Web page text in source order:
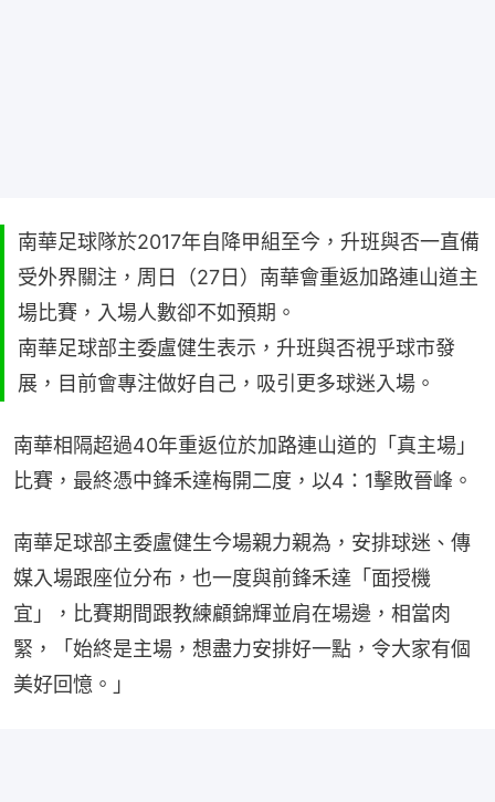
南華足球隊於2017年自降甲組至今，升班與否一直備
受外界關注，周日（27日）南華會重返加路連山道主
場比賽，入場人數卻不如預期。
南華足球部主委盧健生表示，升班與否視乎球市發
展，目前會專注做好自己，吸引更多球迷入場。
南華相隔超過40年重返位於加路連山道的「真主場」
比賽，最終憑中鋒禾達梅開二度，以4：1擊敗晉峰。
南華足球部主委盧健生今場親力親為，安排球迷、傳
媒入場跟座位分布，也一度與前鋒禾達「面授機
宜」，比賽期間跟教練顧錦輝並肩在場邊，相當肉
緊，「始終是主場，想盡力安排好一點，令大家有個
美好回憶。」